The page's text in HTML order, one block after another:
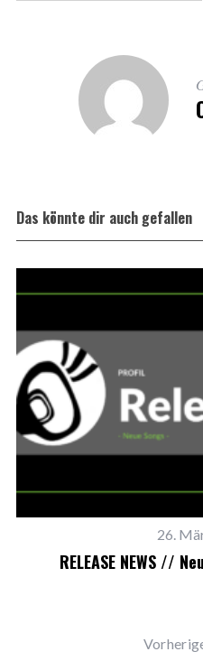
Das könnte dir auch gefallen
26.
RELEASE NEWS //